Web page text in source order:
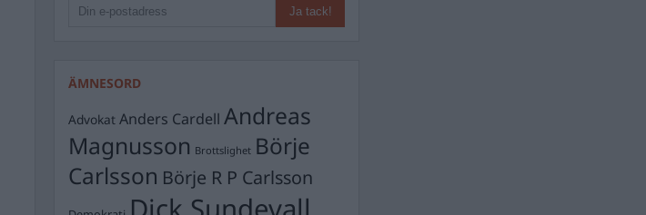
ÄMNESORD
Advokat Anders Cardell Andreas
Magnusson Brottslighet Börje
Carlsson Börje R P Carlsson